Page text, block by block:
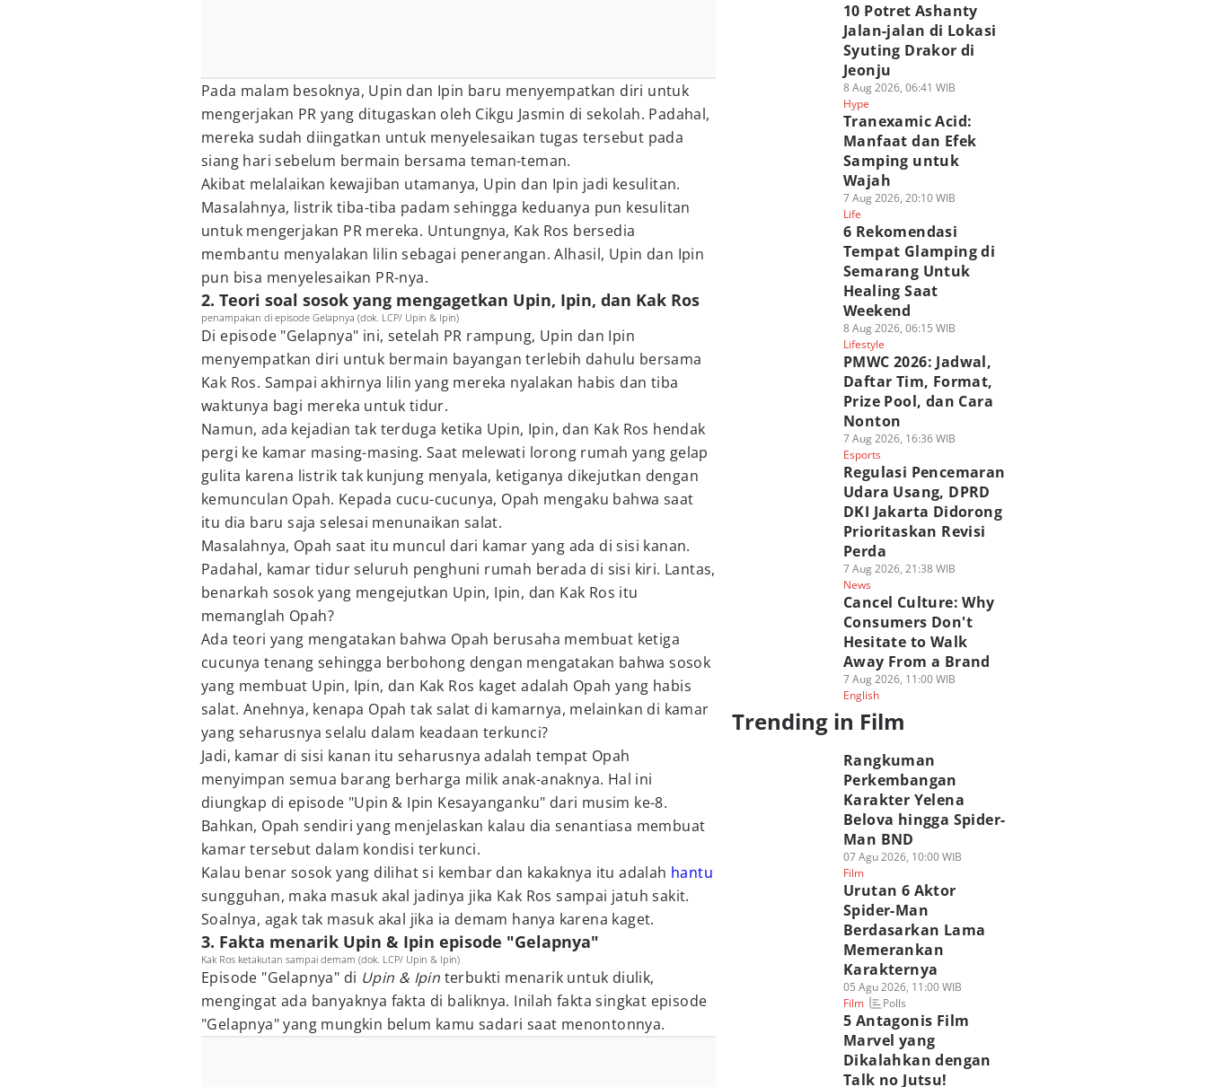
Pada malam besoknya, Upin dan Ipin baru menyempatkan diri untuk
mengerjakan PR yang ditugaskan oleh Cikgu Jasmin di sekolah. Padahal,
mereka sudah diingatkan untuk menyelesaikan tugas tersebut pada
siang hari sebelum bermain bersama teman-teman.
Akibat melalaikan kewajiban utamanya, Upin dan Ipin jadi kesulitan.
Masalahnya, listrik tiba-tiba padam sehingga keduanya pun kesulitan
untuk mengerjakan PR mereka. Untungnya, Kak Ros bersedia
membantu menyalakan lilin sebagai penerangan. Alhasil, Upin dan Ipin
pun bisa menyelesaikan PR-nya.
2. Teori soal sosok yang mengagetkan Upin, Ipin, dan Kak Ros
penampakan di episode Gelapnya (dok. LCP/ Upin & Ipin)
Di episode "Gelapnya" ini, setelah PR rampung, Upin dan Ipin
menyempatkan diri untuk bermain bayangan terlebih dahulu bersama
Kak Ros. Sampai akhirnya lilin yang mereka nyalakan habis dan tiba
waktunya bagi mereka untuk tidur.
Namun, ada kejadian tak terduga ketika Upin, Ipin, dan Kak Ros hendak
pergi ke kamar masing-masing. Saat melewati lorong rumah yang gelap
gulita karena listrik tak kunjung menyala, ketiganya dikejutkan dengan
kemunculan Opah. Kepada cucu-cucunya, Opah mengaku bahwa saat
itu dia baru saja selesai menunaikan salat.
Masalahnya, Opah saat itu muncul dari kamar yang ada di sisi kanan.
Padahal, kamar tidur seluruh penghuni rumah berada di sisi kiri. Lantas,
benarkah sosok yang mengejutkan Upin, Ipin, dan Kak Ros itu
memanglah Opah?
Ada teori yang mengatakan bahwa Opah berusaha membuat ketiga
cucunya tenang sehingga berbohong dengan mengatakan bahwa sosok
yang membuat Upin, Ipin, dan Kak Ros kaget adalah Opah yang habis
salat. Anehnya, kenapa Opah tak salat di kamarnya, melainkan di kamar
yang seharusnya selalu dalam keadaan terkunci?
Jadi, kamar di sisi kanan itu seharusnya adalah tempat Opah
menyimpan semua barang berharga milik anak-anaknya. Hal ini
diungkap di episode "Upin & Ipin Kesayanganku" dari musim ke-8.
Bahkan, Opah sendiri yang menjelaskan kalau dia senantiasa membuat
kamar tersebut dalam kondisi terkunci.
Kalau benar sosok yang dilihat si kembar dan kakaknya itu adalah hantu
sungguhan, maka masuk akal jadinya jika Kak Ros sampai jatuh sakit.
Soalnya, agak tak masuk akal jika ia demam hanya karena kaget.
3. Fakta menarik Upin & Ipin episode "Gelapnya"
Kak Ros ketakutan sampai demam (dok. LCP/ Upin & Ipin)
Episode "Gelapnya" di Upin & Ipin terbukti menarik untuk diulik,
mengingat ada banyaknya fakta di baliknya. Inilah fakta singkat episode
"Gelapnya" yang mungkin belum kamu sadari saat menontonnya.
10 Potret Ashanty
Jalan-jalan di Lokasi
Syuting Drakor di
Jeonju
8 Aug 2026, 06:41 WIB
Hype
Tranexamic Acid:
Manfaat dan Efek
Samping untuk
Wajah
7 Aug 2026, 20:10 WIB
Life
6 Rekomendasi
Tempat Glamping di
Semarang Untuk
Healing Saat
Weekend
8 Aug 2026, 06:15 WIB
Lifestyle
PMWC 2026: Jadwal,
Daftar Tim, Format,
Prize Pool, dan Cara
Nonton
7 Aug 2026, 16:36 WIB
Esports
Regulasi Pencemaran
Udara Usang, DPRD
DKI Jakarta Didorong
Prioritaskan Revisi
Perda
7 Aug 2026, 21:38 WIB
News
Cancel Culture: Why
Consumers Don't
Hesitate to Walk
Away From a Brand
7 Aug 2026, 11:00 WIB
English
Trending in Film
Rangkuman
Perkembangan
Karakter Yelena
Belova hingga Spider-
Man BND
07 Agu 2026, 10:00 WIB
Film
Urutan 6 Aktor
Spider-Man
Berdasarkan Lama
Memerankan
Karakternya
05 Agu 2026, 11:00 WIB
Film
Polls
5 Antagonis Film
Marvel yang
Dikalahkan dengan
Talk no Jutsu!